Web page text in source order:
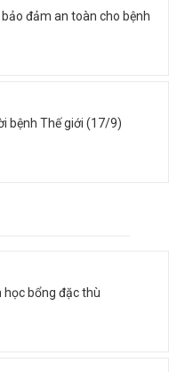
đảm an toàn cho bệnh
bệnh Thế giới (17/9)
bổng đặc thù